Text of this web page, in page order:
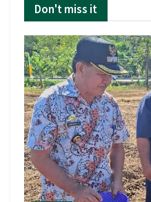
Don't miss it